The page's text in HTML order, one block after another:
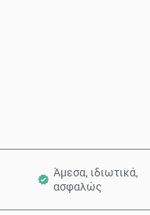
Άμεσα, ιδιωτικά,
ασφαλώς